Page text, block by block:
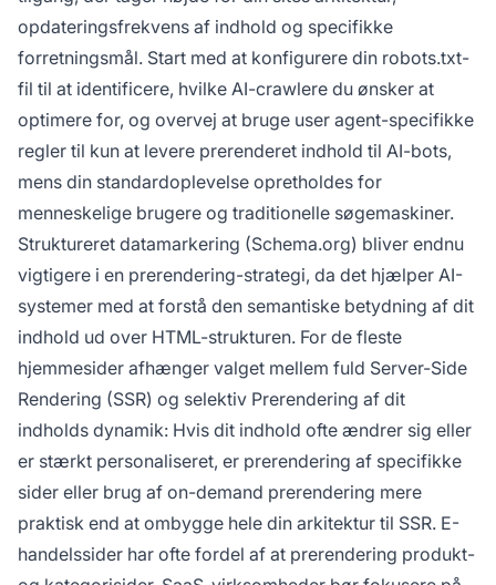
opdateringsfrekvens af indhold og specifikke
forretningsmål. Start med at konfigurere din robots.txt-
fil til at identificere, hvilke AI-crawlere du ønsker at
optimere for, og overvej at bruge user agent-specifikke
regler til kun at levere prerenderet indhold til AI-bots,
mens din standardoplevelse opretholdes for
menneskelige brugere og traditionelle søgemaskiner.
Struktureret datamarkering (Schema.org) bliver endnu
vigtigere i en prerendering-strategi, da det hjælper AI-
systemer med at forstå den semantiske betydning af dit
indhold ud over HTML-strukturen. For de fleste
hjemmesider afhænger valget mellem fuld Server-Side
Rendering (SSR) og selektiv Prerendering af dit
indholds dynamik: Hvis dit indhold ofte ændrer sig eller
er stærkt personaliseret, er prerendering af specifikke
sider eller brug af on-demand prerendering mere
praktisk end at ombygge hele din arkitektur til SSR. E-
handelssider har ofte fordel af at prerendering produkt-